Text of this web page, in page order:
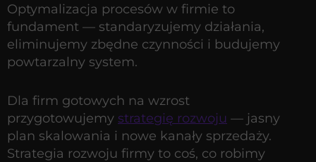
Optymalizacja procesów w firmie to
fundament — standaryzujemy działania,
eliminujemy zbędne czynności i budujemy
powtarzalny system.
Dla firm gotowych na wzrost
przygotowujemy strategię rozwoju — jasny
plan skalowania i nowe kanały sprzedaży.
Strategia rozwoju firmy to coś, co robimy